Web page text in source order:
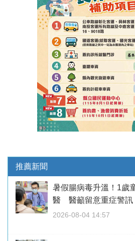
推薦新聞
暑假腸病毒升溫！1歲
醫 醫籲留意重症警訊
2026-08-04 14:57